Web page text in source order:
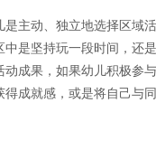
主动、独立地选择区域
是坚持玩一段时间，还
成果，如果幼儿积极参
成就感，或是将自己与